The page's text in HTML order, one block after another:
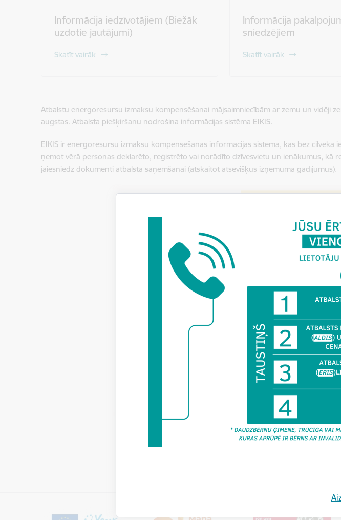
Informācija iedzīvotājiem (Biežāk
uzdotie jautājumi)
Skatīt vairāk
Informācija
sniedzējiem
Skatīt vairāk
Atbalstu energoresursu izmaksu kompensēšanai mājsaimniecībām ar zemu un vidēji
augstas. Atbalsta piešķiršanu nodrošina informācijas sistēma EIKIS.
EIKIS ir energoresursu izmaksu kompensēšanas informācijas sistēma, kas bez
ņemot vērā personas deklarēto, reģistrēto vai norādīto dzīvesvietu un ienākumus, kā
jāiesniedz dokumenti atbalsta saņemšanai (atskaitot atsevišķus izņēmuma gadījumus).